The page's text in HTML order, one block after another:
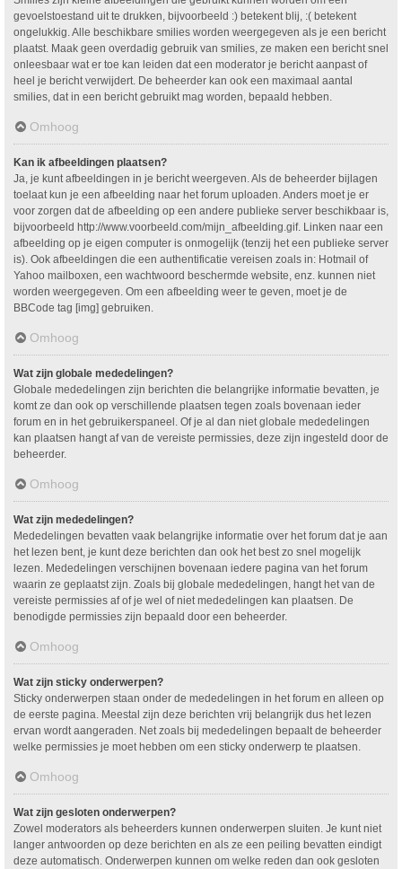
gevoelstoestand uit te drukken, bijvoorbeeld :) betekent blij, :( betekent
ongelukkig. Alle beschikbare smilies worden weergegeven als je een bericht
plaatst. Maak geen overdadig gebruik van smilies, ze maken een bericht snel
onleesbaar wat er toe kan leiden dat een moderator je bericht aanpast of
heel je bericht verwijdert. De beheerder kan ook een maximaal aantal
smilies, dat in een bericht gebruikt mag worden, bepaald hebben.
Omhoog
Kan ik afbeeldingen plaatsen?
Ja, je kunt afbeeldingen in je bericht weergeven. Als de beheerder bijlagen
toelaat kun je een afbeelding naar het forum uploaden. Anders moet je er
voor zorgen dat de afbeelding op een andere publieke server beschikbaar is,
bijvoorbeeld http://www.voorbeeld.com/mijn_afbeelding.gif. Linken naar een
afbeelding op je eigen computer is onmogelijk (tenzij het een publieke server
is). Ook afbeeldingen die een authentificatie vereisen zoals in: Hotmail of
Yahoo mailboxen, een wachtwoord beschermde website, enz. kunnen niet
worden weergegeven. Om een afbeelding weer te geven, moet je de
BBCode tag [img] gebruiken.
Omhoog
Wat zijn globale mededelingen?
Globale mededelingen zijn berichten die belangrijke informatie bevatten, je
komt ze dan ook op verschillende plaatsen tegen zoals bovenaan ieder
forum en in het gebruikerspaneel. Of je al dan niet globale mededelingen
kan plaatsen hangt af van de vereiste permissies, deze zijn ingesteld door de
beheerder.
Omhoog
Wat zijn mededelingen?
Mededelingen bevatten vaak belangrijke informatie over het forum dat je aan
het lezen bent, je kunt deze berichten dan ook het best zo snel mogelijk
lezen. Mededelingen verschijnen bovenaan iedere pagina van het forum
waarin ze geplaatst zijn. Zoals bij globale mededelingen, hangt het van de
vereiste permissies af of je wel of niet mededelingen kan plaatsen. De
benodigde permissies zijn bepaald door een beheerder.
Omhoog
Wat zijn sticky onderwerpen?
Sticky onderwerpen staan onder de mededelingen in het forum en alleen op
de eerste pagina. Meestal zijn deze berichten vrij belangrijk dus het lezen
ervan wordt aangeraden. Net zoals bij mededelingen bepaalt de beheerder
welke permissies je moet hebben om een sticky onderwerp te plaatsen.
Omhoog
Wat zijn gesloten onderwerpen?
Zowel moderators als beheerders kunnen onderwerpen sluiten. Je kunt niet
langer antwoorden op deze berichten en als ze een peiling bevatten eindigt
deze automatisch. Onderwerpen kunnen om welke reden dan ook gesloten